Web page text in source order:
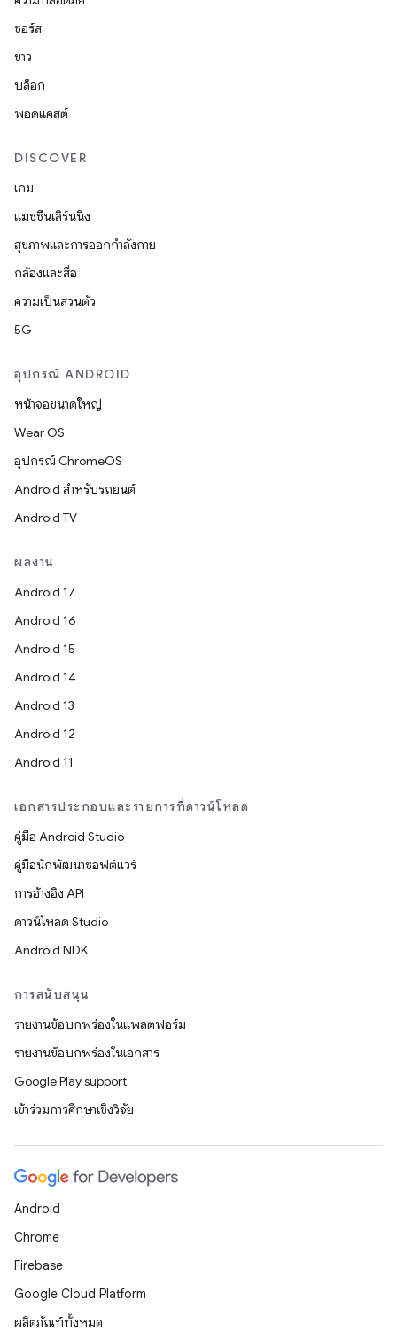
ซอร์ส
ข่าว
บล็อก
พอดแคสต์
DISCOVER
เกม
แมชชีนเลิร์นนิง
สุขภาพและการออกกำลังกาย
กล้องและสื่อ
ความเป็นส่วนตัว
5G
อุปกรณ์ ANDROID
หน้าจอขนาดใหญ่
Wear OS
อุปกรณ์ ChromeOS
Android สำหรับรถยนต์
Android TV
ผลงาน
Android 17
Android 16
Android 15
Android 14
Android 13
Android 12
Android 11
เอกสารประกอบและรายการที่ดาวน์โหลด
คู่มือ Android Studio
คู่มือนักพัฒนาซอฟต์แวร์
การอ้างอิง API
ดาวน์โหลด Studio
Android NDK
การสนับสนุน
รายงานข้อบกพร่องในแพลตฟอร์ม
รายงานข้อบกพร่องในเอกสาร
Google Play support
เข้าร่วมการศึกษาเชิงวิจัย
Android
Chrome
Firebase
Google Cloud Platform
ผลิตภัณฑ์ทั้งหมด